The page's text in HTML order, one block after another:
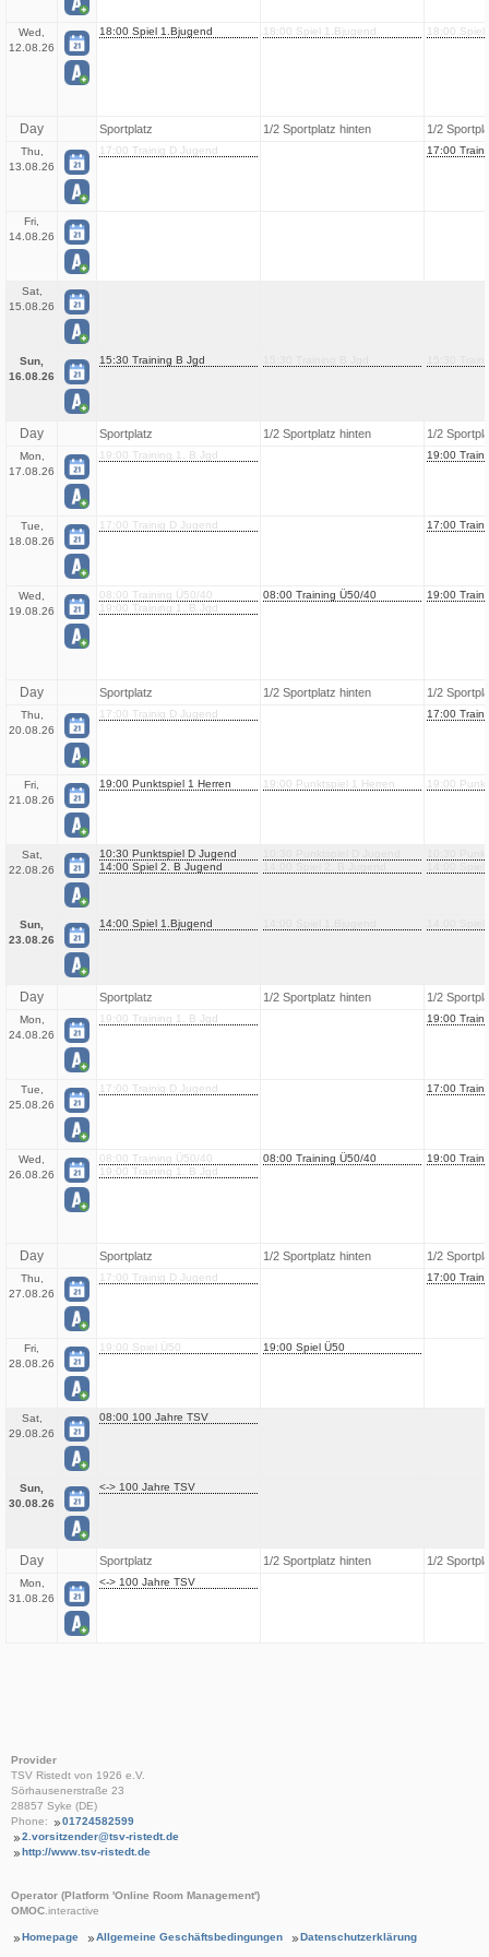
Wed,
12.08.26
18:00 Spiel 1.Bjugend 18:00 Spiel 1.Bjugend 18:00 Spiel
Day Sportplatz 1/2 Sportplatz hinten 1/2
Thu,
13.08.26
17:00 Trainig D Jugend 17:00
Fri,
14.08.26
Sat,
15.08.26
Sun,
16.08.26
15:30 Training B Jgd
Day Sportplatz 1/2 Sportplatz hinten 1/2
Mon,
17.08.26
19:00 Training 1. B Jgd 19:00
Tue,
18.08.26
17:00 Trainig D Jugend 17:00
Wed,
19.08.26
08:00 Training Ü50/40
19:00 Training 1. B Jgd
08:00 Training Ü50/40 19:00
Day Sportplatz 1/2 Sportplatz hinten 1/2
Thu,
20.08.26
17:00 Trainig D Jugend 17:00
Fri,
21.08.26
19:00 Punktspiel 1 Herren 19:00 Punktspiel 1 Herren 19:00
Sat,
22.08.26
10:30 Punktspiel D Jugend
14:00 Spiel 2. B Jugend
Sun,
23.08.26
14:00 Spiel 1.Bjugend
Day Sportplatz 1/2 Sportplatz hinten 1/2
Mon,
24.08.26
19:00 Training 1. B Jgd 19:00
Tue,
25.08.26
17:00 Trainig D Jugend 17:00
Wed,
26.08.26
08:00 Training Ü50/40
19:00 Training 1. B Jgd
08:00 Training Ü50/40 19:00
Day Sportplatz 1/2 Sportplatz hinten 1/2
Thu,
27.08.26
17:00 Trainig D Jugend 17:00
Fri,
28.08.26
19:00 Spiel Ü50 19:00 Spiel Ü50
Sat,
29.08.26
08:00 100 Jahre TSV
Sun,
30.08.26
<-> 100 Jahre TSV
Day Sportplatz 1/2 Sportplatz hinten 1/2
Mon,
31.08.26
<-> 100 Jahre TSV
Provider
TSV Ristedt von 1926 e.V.
Sörhausenerstraße 23
28857 Syke (DE)
Phone:
01724582599
2.vorsitzender@tsv-ristedt.de
http://www.tsv-ristedt.de
Operator (Platform 'Online Room Management')
OMOC .interactive
Homepage Allgemeine Geschäftsbedingungen Datenschutzerklärung